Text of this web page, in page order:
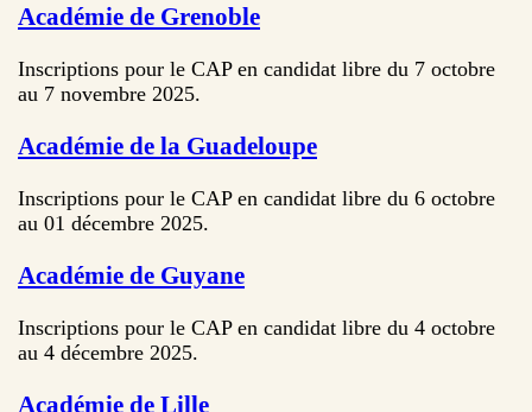
Académie de Grenoble
Inscriptions pour le CAP en candidat libre du 7 octobre
au 7 novembre 2025.
Académie de la Guadeloupe
Inscriptions pour le CAP en candidat libre du 6 octobre
au 01 décembre 2025.
Académie de Guyane
Inscriptions pour le CAP en candidat libre du 4 octobre
au 4 décembre 2025.
Académie de Lille